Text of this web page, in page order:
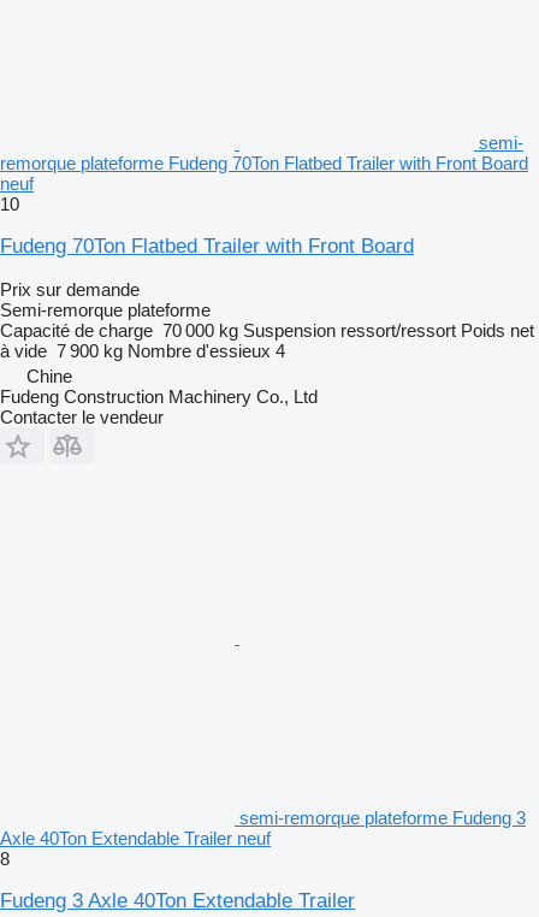
semi-
remorque plateforme Fudeng 70Ton Flatbed Trailer with Front Board
neuf
10
Fudeng 70Ton Flatbed Trailer with Front Board
Prix sur demande
Semi-remorque plateforme
Capacité de charge 70 000 kg Suspension ressort/ressort Poids net
à vide 7 900 kg Nombre d'essieux 4
Chine
Fudeng Construction Machinery Co., Ltd
Contacter le vendeur
semi-remorque plateforme Fudeng 3
Axle 40Ton Extendable Trailer neuf
8
Fudeng 3 Axle 40Ton Extendable Trailer